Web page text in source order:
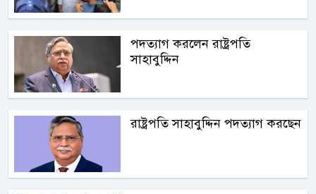
পদত্যাগ করলেন রাষ্ট্রপতি
সাহাবুদ্দিন
রাষ্ট্রপতি সাহাবুদ্দিন পদত্যাগ করছেন